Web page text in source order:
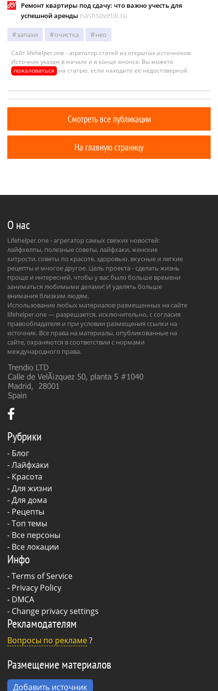
Ремонт квартиры под сдачу: что важно учесть для
успешной аренды nashsovetik.ru
запахи очистка нео
Сайт lifehelper.one - агрегатор статей из открытых источников.
Источник указан в начале и в конце анонса. Вы можете
пожаловаться на статью, если находите её недостоверной.
Смотреть все публикации
На главную страницу
О нас
Lifehelper.one - агрегатор самых свежих новостей:
лайфхелпы, полезные советы, лайфхаки, женские
хитрости, советы по красоте, здоровью. вкусные и легкие
рецепты и многое другое. Цель проекта - сделать жизнь
проще и интересней, чтобы у вас было больше времени
заниматься любимыми делами! И уделять больше
внимания близким людям.
Использование любых материалов размещенных на сайте
lifehelper.one — разрешается, исключительно, с согласия
правообладателя и при условии размещения ссылки на
источник. Все права на материалы, опубликованные на
сайте, охраняются в соответствии с нормами
международного права.
Рубрики
- Блог
-Лайфхаки
- Красота
-Для жизни
-Для дома
- Рецепты
- Топ темы
- Все персоны
- Все локации
Инфо
-Terms of Service
- Privacy Policy
- DMCA
- Change privacy settings
Рекламодателям
Вопросы по рекламе?
Размещение материалов
Добавить источник